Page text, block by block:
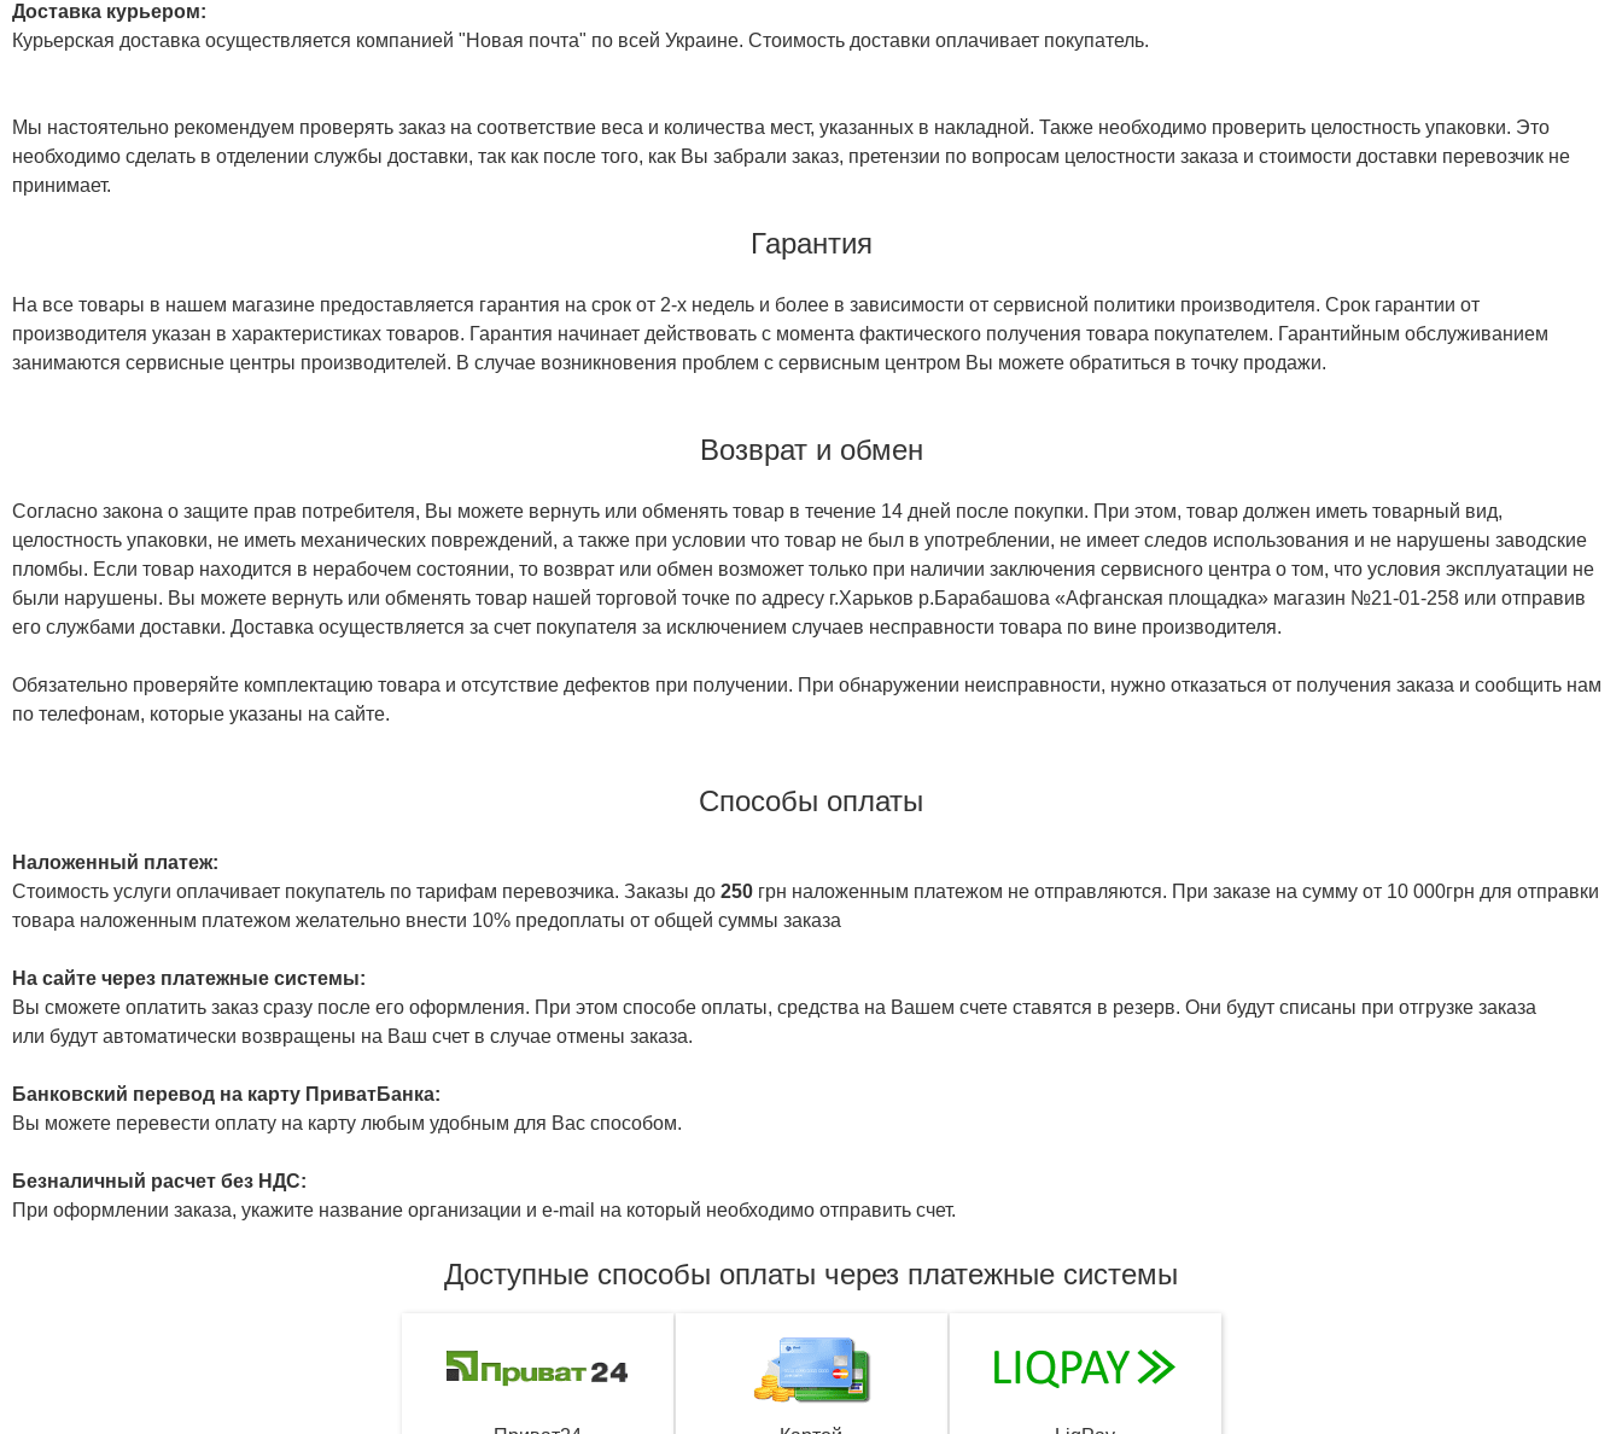
Доставка курьером:
Курьерская доставка осуществляется компанией "Новая почта" по всей Украине. Стоимость доставки оплачивает покупатель.
Мы настоятельно рекомендуем проверять заказ на соответствие веса и количества мест, указанных в накладной. Также необходимо проверить целостность упаковки. Это
необходимо сделать в отделении службы доставки, так как после того, как Вы забрали заказ, претензии по вопросам целостности заказа и стоимости доставки перевозчик не
принимает.
Гарантия
На все товары в нашем магазине предоставляется гарантия на срок от 2-х недель и более в зависимости от сервисной политики производителя. Срок гарантии от
производителя указан в характеристиках товаров. Гарантия начинает действовать с момента фактического получения товара покупателем. Гарантийным обслуживанием
занимаются сервисные центры производителей. В случае возникновения проблем с сервисным центром Вы можете обратиться в точку продажи.
Возврат и обмен
Согласно закона о защите прав потребителя, Вы можете вернуть или обменять товар в течение 14 дней после покупки. При этом, товар должен иметь товарный вид,
целостность упаковки, не иметь механических повреждений, а также при условии что товар не был в употреблении, не имеет следов использования и не нарушены заводские
пломбы. Если товар находится в нерабочем состоянии, то возврат или обмен возможет только при наличии заключения сервисного центра о том, что условия эксплуатации не
были нарушены. Вы можете вернуть или обменять товар нашей торговой точке по адресу г.Харьков р.Барабашова «Афганская площадка» магазин №21-01-258 или отправив
его службами доставки. Доставка осуществляется за счет покупателя за исключением случаев несправности товара по вине производителя.
Обязательно проверяйте комплектацию товара и отсутствие дефектов при получении. При обнаружении неисправности, нужно отказаться от получения заказа и сообщить нам
по телефонам, которые указаны на сайте.
Способы оплаты
Наложенный платеж:
Стоимость услуги оплачивает покупатель по тарифам перевозчика. Заказы до 250 грн наложенным платежом не отправляются. При заказе на сумму от 10 000грн для отправки
товара наложенным платежом желательно внести 10% предоплаты от общей суммы заказа
На сайте через платежные системы:
Вы сможете оплатить заказ сразу после его оформления. При этом способе оплаты, средства на Вашем счете ставятся в резерв. Они будут списаны при отгрузке заказа
или будут автоматически возвращены на Ваш счет в случае отмены заказа.
Банковский перевод на карту ПриватБанка:
Вы можете перевести оплату на карту любым удобным для Вас способом.
Безналичный расчет без НДС:
При оформлении заказа, укажите название организации и e-mail на который необходимо отправить счет.
Доступные способы оплаты через платежные системы